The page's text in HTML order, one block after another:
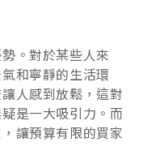
。對於某些人來
和寧靜的生活環
人感到放鬆，這對
是一大吸引力。而
讓預算有限的買家